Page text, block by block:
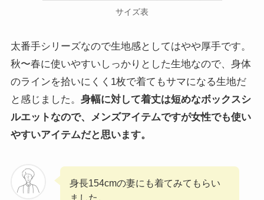
サイズ表
太番手シリーズなので生地感としてはやや厚手です。
秋〜春に使いやすいしっかりとした生地なので、身体
のラインを拾いにくく1枚で着てもサマになる生地だ
と感じました。 身幅に対して着丈は短めなボックスシ
ルエットなので、メンズアイテムですが女性でも使い
やすいアイテムだと思います。
身長154cmの妻にも着てみてもらい
ました。